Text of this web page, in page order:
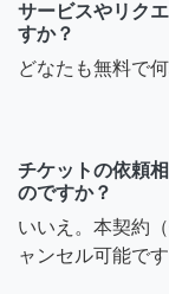
サービスやリク
すか？
どなたも無料で
チケットの依頼
のですか？
いいえ。本契約
ャンセル可能です